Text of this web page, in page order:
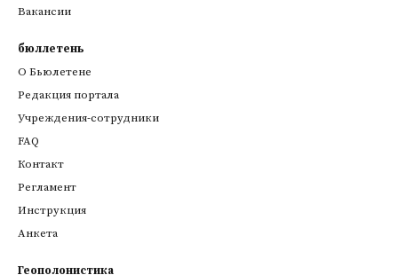
Вакансии
бюллетень
О Бьюлетене
Редакция портала
Учреждения-сотрудники
FAQ
Контакт
Регламент
Инструкция
Анкета
Геополонистика